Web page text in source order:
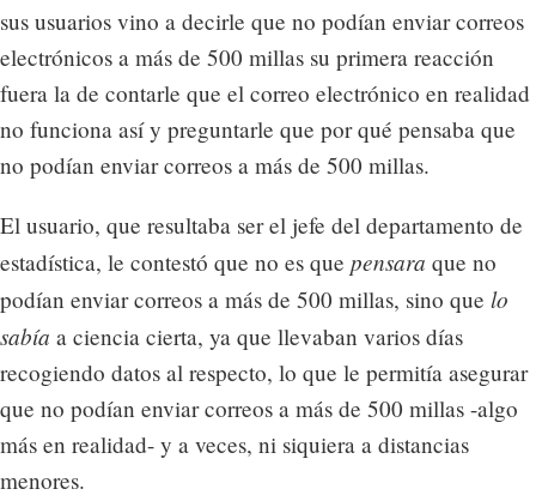
sus usuarios vino a decirle que no podían enviar correos
electrónicos a más de 500 millas su primera reacción
fuera la de contarle que el correo electrónico en realidad
no funciona así y preguntarle que por qué pensaba que
no podían enviar correos a más de 500 millas.
El usuario, que resultaba ser el jefe del departamento de
estadística, le contestó que no es que pensara que no
podían enviar correos a más de 500 millas, sino que lo
sabía a ciencia cierta, ya que llevaban varios días
recogiendo datos al respecto, lo que le permitía asegurar
que no podían enviar correos a más de 500 millas -algo
más en realidad- y a veces, ni siquiera a distancias
menores.